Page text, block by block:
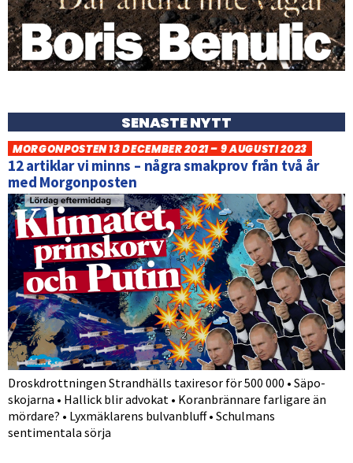
SENASTE NYTT
MORGONPOSTEN 13 DECEMBER 2021 – 9 AUGUSTI 2023
12 artiklar vi minns – några smakprov från två år
med Morgonposten
Droskdrottningen Strandhälls taxiresor för 500 000 • Säpo-
skojarna • Hallick blir advokat • Koranbrännare farligare än
mördare? • Lyxmäklarens bulvanbluff • Schulmans
sentimentala sörja